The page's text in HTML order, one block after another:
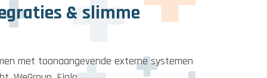
& slimme
met toonaangevende externe systemen